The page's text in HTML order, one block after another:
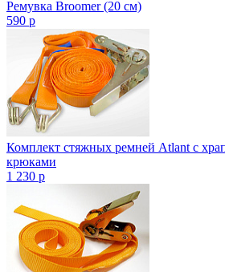
Ремувка Broomer (20 см)
590 p
Комплект стяжных ремней Atlant с
крюками
1 230 p